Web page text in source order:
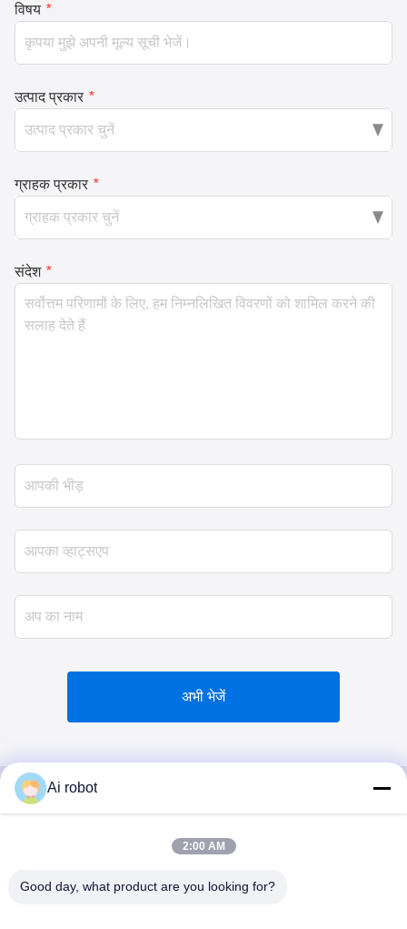
विषय *
उत्पाद प्रकार *
ग्राहक प्रकार *
संदेश *
अभी भेजें
LABORATORY
Ai robot
2:00 AM
Good day, what product are you looking for?